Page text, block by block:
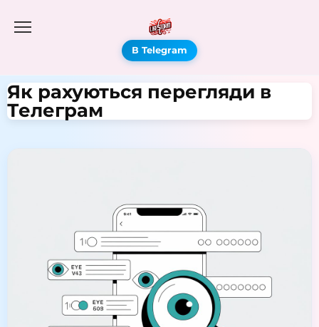
В Telegram
Як рахуються перегляди в
Телеграм